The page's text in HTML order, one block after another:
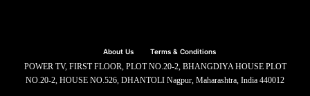
About Us Terms & Conditions
POWER TV, FIRST FLOOR, PLOT NO.20-2, BHANGDIYA HOUSE PLOT
NO.20-2, HOUSE NO.526, DHANTOLI Nagpur, Maharashtra, India 440012